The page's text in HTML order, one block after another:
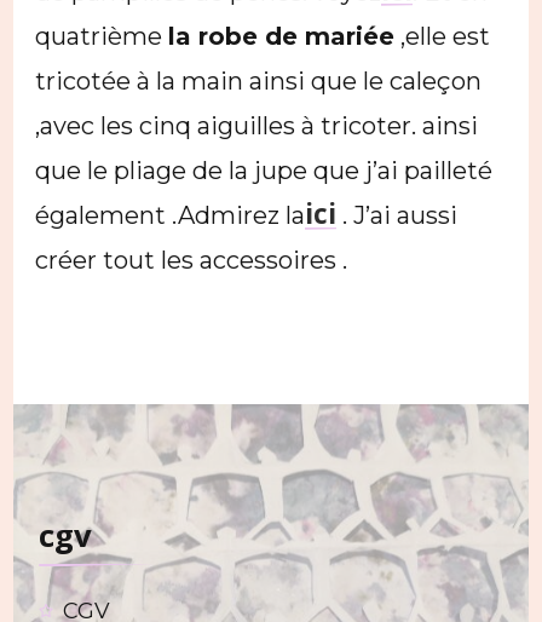
quatrième la robe de mariée ,elle est
tricotée à la main ainsi que le caleçon
,avec les cinq aiguilles à tricoter. ainsi
que le pliage de la jupe que j’ai pailleté
également .Admirez laici . J’ai aussi
créer tout les accessoires .
cgv
CGV